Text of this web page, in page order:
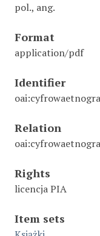
pol., ang.
Format
application/pdf
Identifier
Relation
Rights
licencja PIA
Item sets